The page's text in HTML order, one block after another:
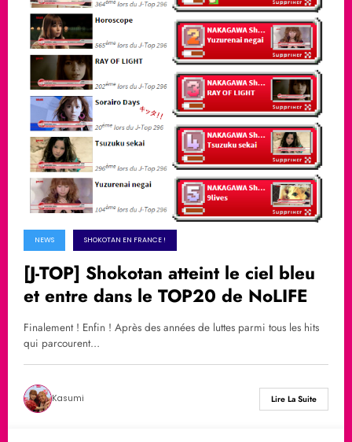
NEWS SHOKOTAN EN FRANCE !
[J-TOP] Shokotan atteint le ciel bleu
et entre dans le TOP20 de NoLIFE
Finalement ! Enfin ! Après des années de luttes parmi tous les hits
qui parcourent…
Kasumi Lire La Suite